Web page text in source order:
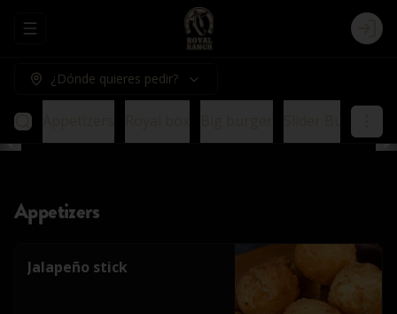
Abrir menu de navegación Login
¿Dónde quieres pedir?
Appetizers
Jalapeño stick